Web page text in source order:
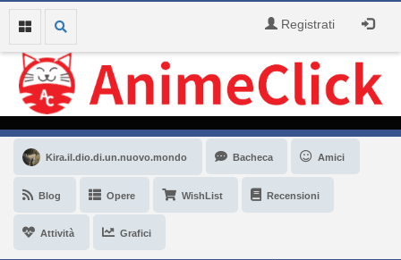
Registrati
Kira.il.dio.di.un.nuovo.mondo Bacheca Amici
Blog Opere WishList Recensioni
Attività Grafici